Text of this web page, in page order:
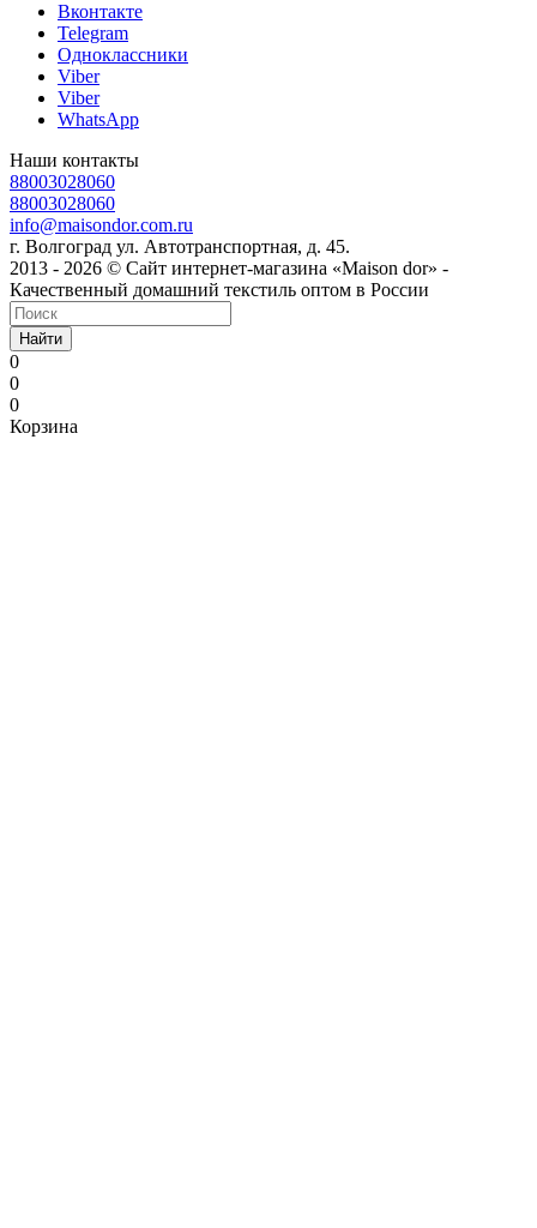
Вконтакте
Telegram
Одноклассники
Viber
Viber
WhatsApp
Наши контакты
88003028060
88003028060
info@maisondor.com.ru
г. Волгоград ул. Автотранспортная, д. 45.
2013 - 2026 © Сайт интернет-магазина «Maison dor» -
Качественный домашний текстиль оптом в России
Найти
0
0
0
Корзина